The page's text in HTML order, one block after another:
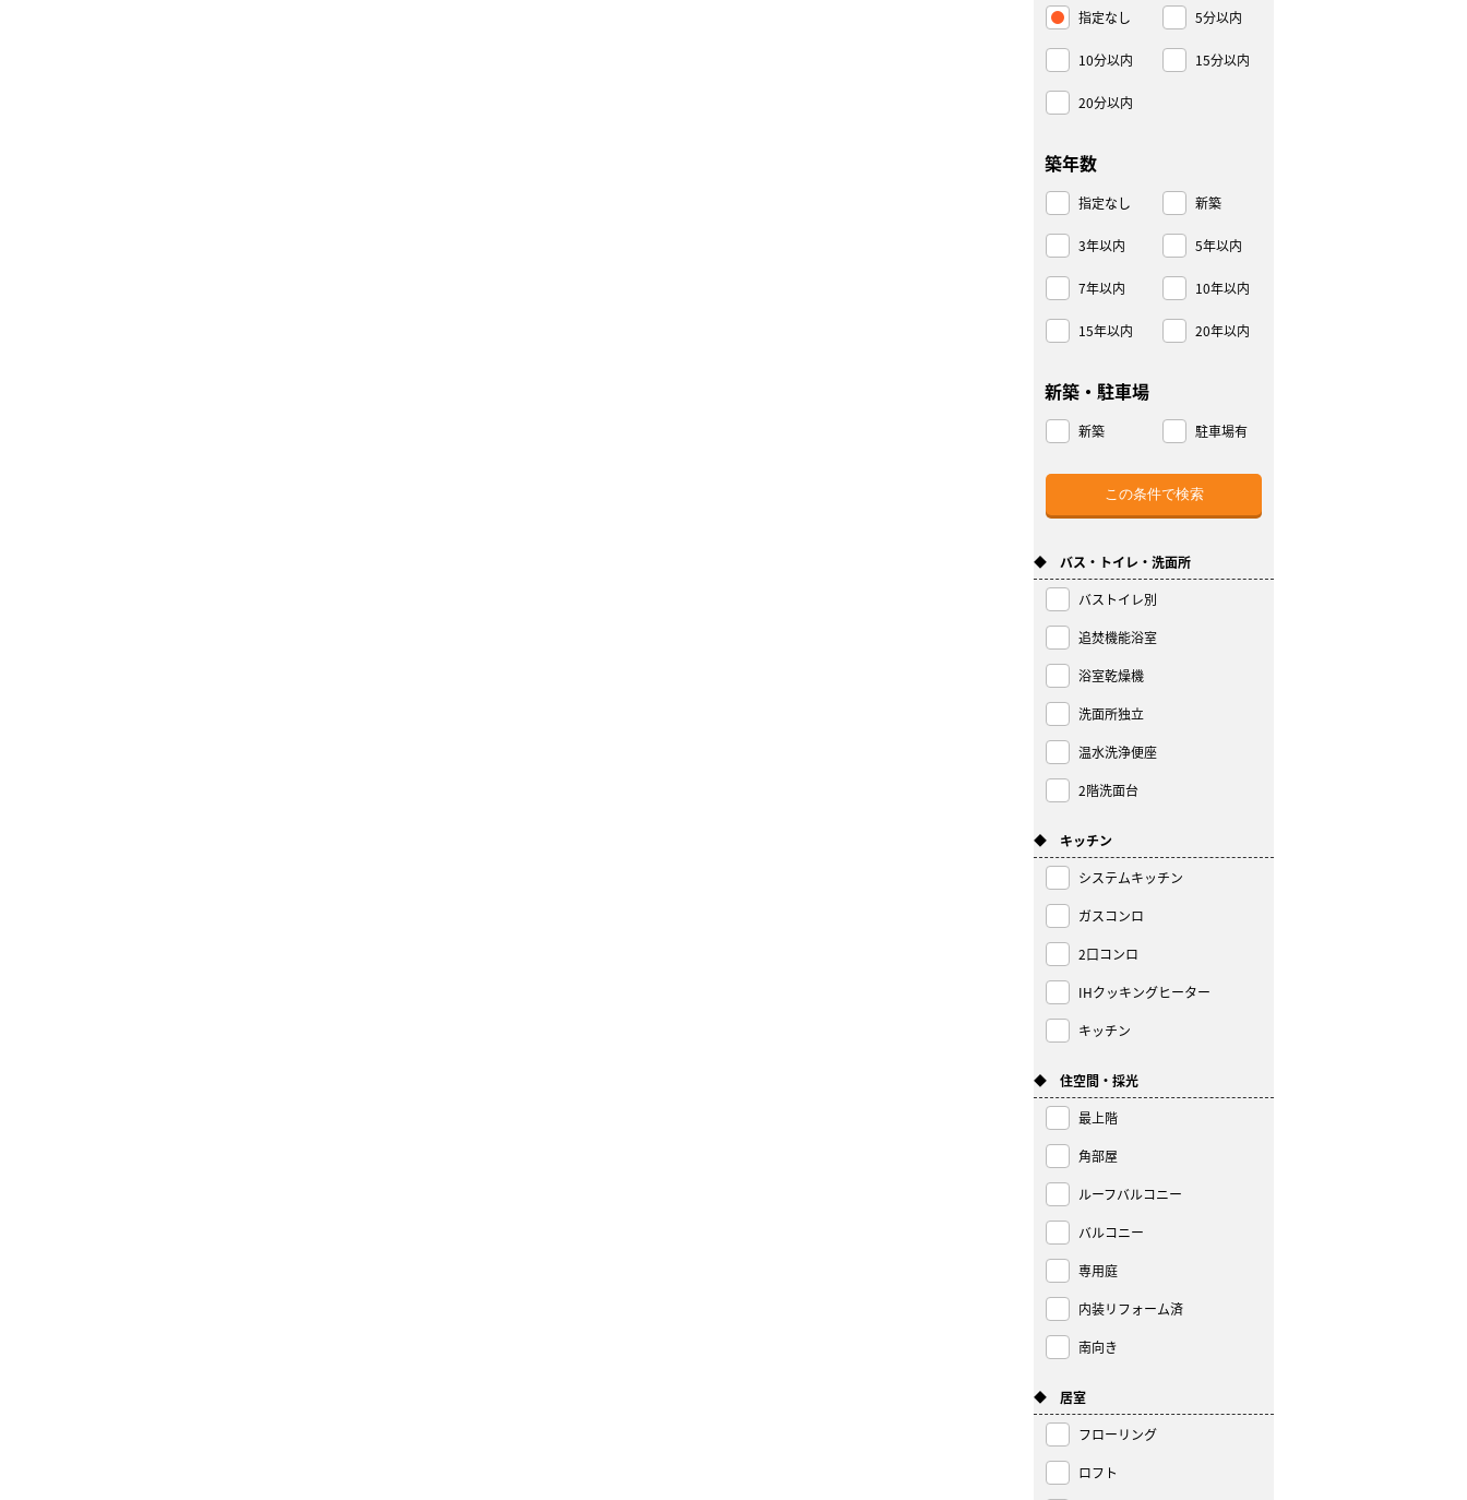
指定なし 5分以内
10分以内 15分以内
20分以内
築年数
指定なし 新築
3年以内 5年以内
7年以内 10年以内
15年以内 20年以内
新築・駐車場
新築 駐車場有
◆ バス・トイレ・洗面所
バストイレ別
追焚機能浴室
浴室乾燥機
洗面所独立
温水洗浄便座
2階洗面台
◆ キッチン
システムキッチン
ガスコンロ
2口コンロ
IHクッキングヒーター
キッチン
◆ 住空間・採光
最上階
角部屋
ルーフバルコニー
バルコニー
専用庭
内装リフォーム済
南向き
◆ 居室
フローリング
ロフト